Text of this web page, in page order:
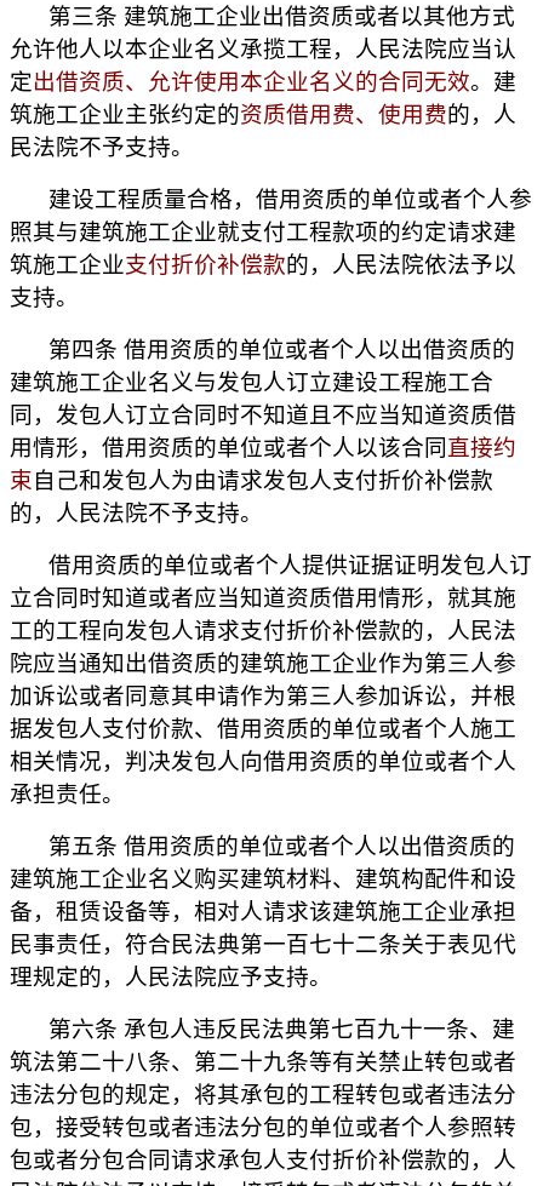
第三条 建筑施工企业出借资质或者以其他方式
允许他人以本企业名义承揽工程，人民法院应当认
定出借资质、允许使用本企业名义的合同无效。建
筑施工企业主张约定的资质借用费、使用费的，人
民法院不予支持。
建设工程质量合格，借用资质的单位或者个人参
照其与建筑施工企业就支付工程款项的约定请求建
筑施工企业支付折价补偿款的，人民法院依法予以
支持。
第四条 借用资质的单位或者个人以出借资质的
建筑施工企业名义与发包人订立建设工程施工合
同，发包人订立合同时不知道且不应当知道资质借
用情形，借用资质的单位或者个人以该合同直接约
束自己和发包人为由请求发包人支付折价补偿款
的，人民法院不予支持。
借用资质的单位或者个人提供证据证明发包人订
立合同时知道或者应当知道资质借用情形，就其施
工的工程向发包人请求支付折价补偿款的，人民法
院应当通知出借资质的建筑施工企业作为第三人参
加诉讼或者同意其申请作为第三人参加诉讼，并根
据发包人支付价款、借用资质的单位或者个人施工
相关情况，判决发包人向借用资质的单位或者个人
承担责任。
第五条 借用资质的单位或者个人以出借资质的
建筑施工企业名义购买建筑材料、建筑构配件和设
备，租赁设备等，相对人请求该建筑施工企业承担
民事责任，符合民法典第一百七十二条关于表见代
理规定的，人民法院应予支持。
第六条 承包人违反民法典第七百九十一条、建
筑法第二十八条、第二十九条等有关禁止转包或者
违法分包的规定，将其承包的工程转包或者违法分
包，接受转包或者违法分包的单位或者个人参照转
包或者分包合同请求承包人支付折价补偿款的，人